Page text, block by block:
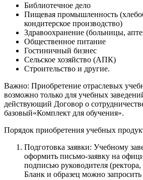
Библиотечное дело
Пищевая промышленность
кондитерское производство)
Здравоохранение (больницы,
Общественное питание
Гостиничный бизнес
Сельское хозяйство (АПК)
Строительство и другие.
Важно: Приобретение отраслевых
возможно только для учебных
действующий Договор о
базовый«Комплект для обучения».
Порядок приобретения учебных
Подготовка заявки: Учебному
оформить письмо-заявку на
подписью руководителя
Бланк и образец можно запросить